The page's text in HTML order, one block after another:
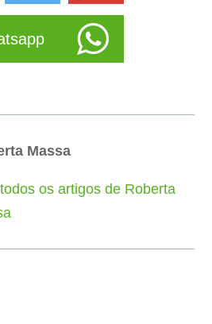
Massa
os artigos de Roberta